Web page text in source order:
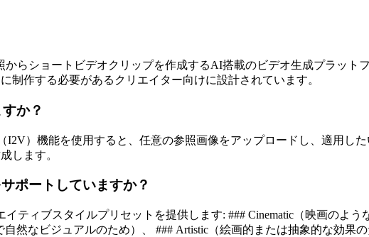
からショートビデオクリップを作成するAI搭載のビデオ生成プラッ
制作する必要があるクリエイター向けに設計されています。
か？
I2V）機能を使用すると、任意の参照画像をアップロードし、適用
します。
ポートしていますか？
ティブスタイルプリセットを提供します: ### Cinematic（映画のよ
然なビジュアルのため）、 ### Artistic（絵画的または抽象的な効果